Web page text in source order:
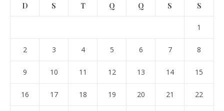
D S T Q Q S S
1
2 3 4 5 6 7 8
9 10 11 12 13 14 15
16 17 18 19 20 21 22